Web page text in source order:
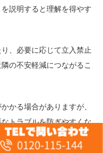
説明すると理解を得やす
、必要に応じて立入禁止
の不安軽減につながるこ
かる場合がありますが、
トラブルを防ぎやすくな